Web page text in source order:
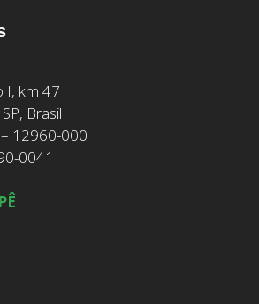
I, km 47
Brasil
12960-000
0041